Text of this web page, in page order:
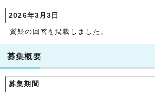
2026年3月3日
質疑の回答を掲載しました。
募集概要
募集期間